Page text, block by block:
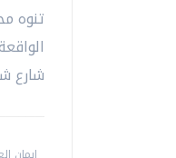
تنوه
شارع